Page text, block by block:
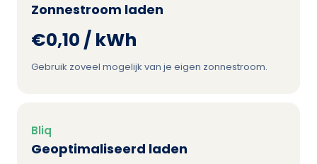
Zonnestroom laden
€0,10 / kWh
Gebruik zoveel mogelijk van je eigen zonnestroom.
Bliq
Geoptimaliseerd laden